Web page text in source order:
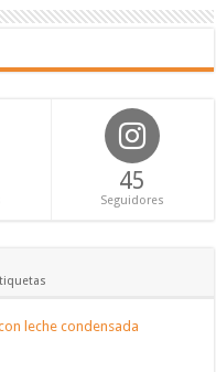
45
Seguidores
leche condensada